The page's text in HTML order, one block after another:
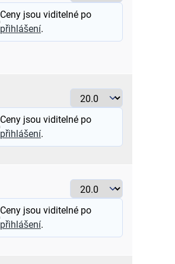
Ceny jsou viditelné po
přihlášení.
Ceny jsou viditelné po
přihlášení.
Ceny jsou viditelné po
přihlášení.